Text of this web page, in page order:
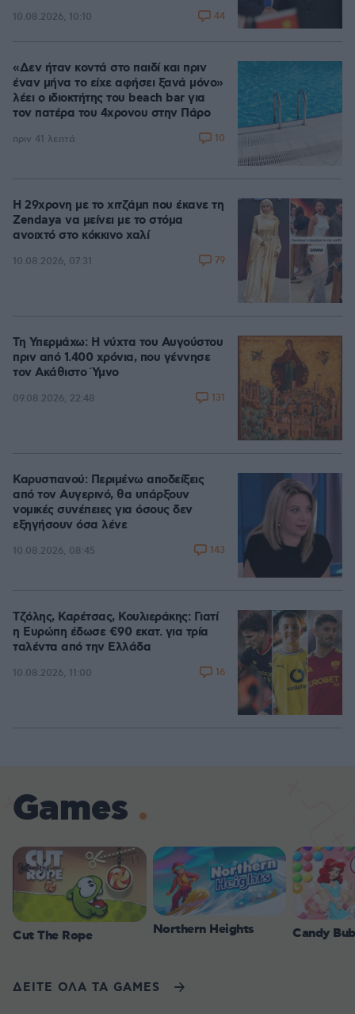
10.08.2026, 10:10 44
«Δεν ήταν κοντά στο παιδί και πριν
έναν μήνα το είχε αφήσει ξανά μόνο»
λέει ο ιδιοκτήτης του beach bar για
τον πατέρα του 4χρονου στην Πάρο
πριν 41 λεπτά 10
Η 29χρονη με το χιτζάμπ που έκανε τη
Zendaya να μείνει με το στόμα
ανοιχτό στο κόκκινο χαλί
10.08.2026, 07:31 79
Τη Υπερμάχω: Η νύχτα του Αυγούστου
πριν από 1.400 χρόνια, που γέννησε
τον Ακάθιστο Ύμνο
09.08.2026, 22:48 131
Καρυστιανού: Περιμένω αποδείξεις
από τον Αυγερινό, θα υπάρξουν
νομικές συνέπειες για όσους δεν
εξηγήσουν όσα λένε
10.08.2026, 08:45 143
Τζόλης, Καρέτσας, Κουλιεράκης: Γιατί
η Ευρώπη έδωσε €90 εκατ. για τρία
ταλέντα από την Ελλάδα
10.08.2026, 11:00 16
Games
Cut The Rope Northern Heights Candy
ΔΕΙΤΕ ΟΛΑ ΤΑ GAMES